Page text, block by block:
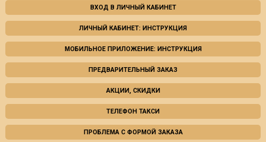
ВХОД В ЛИЧНЫЙ КАБИНЕТ
ЛИЧНЫЙ КАБИНЕТ: ИНСТРУКЦИЯ
МОБИЛЬНОЕ ПРИЛОЖЕНИЕ: ИНСТРУКЦИЯ
ПРЕДВАРИТЕЛЬНЫЙ ЗАКАЗ
АКЦИИ, СКИДКИ
ТЕЛЕФОН ТАКСИ
ПРОБЛЕМА С ФОРМОЙ ЗАКАЗА